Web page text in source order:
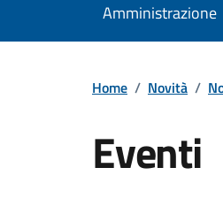
Amministrazione
Home / Novità /
Eventi